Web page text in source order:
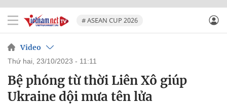
# ASEAN CUP 2026
Video
thứ hai, 23/10/2023 - 11:11
Bệ phóng từ thời Liên Xô giúp
Ukraine dội mưa tên lửa